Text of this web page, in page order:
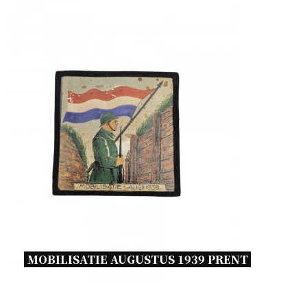
MOBILISATIE AUGUSTUS 1939 PRENT